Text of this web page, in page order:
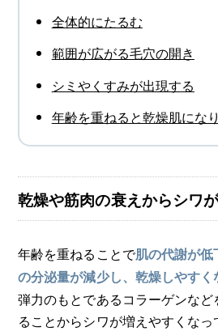
全体的にたるむ
範囲が広がる毛穴の開き
シミやくすみが出現する
年齢を重ねると乾燥肌にな
乾燥や筋肉の衰えからシワ
年齢を重ねることで肌の代謝が低
の分泌量が減少し、乾燥しやすく
弾力のもとであるコラーゲンな
ることからシワが増えやすくなっ